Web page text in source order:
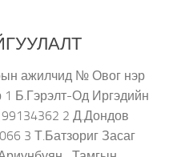
ажилчид № Овог нэр
Б.Гэрэлт-Од Иргэдийн
2 Д.Дондов
3 Т.Батзориг Засаг